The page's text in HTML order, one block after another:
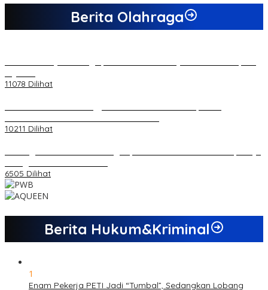
Berita Olahraga
11078 Dilihat
10211 Dilihat
6505 Dilihat
Berita Hukum&Kriminal
1
Enam Pekerja PETI Jadi “Tumbal”, Sedangkan Lobang